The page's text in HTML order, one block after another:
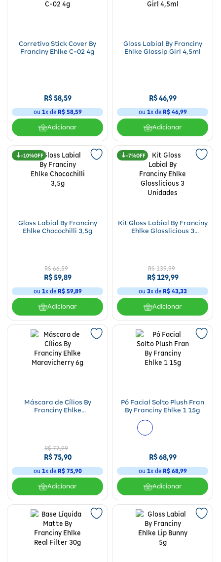
Corretivo Stick Cover By
Franciny Ehlke C-02 4g
R$58,59
ou 1x de R$ 58,59
Adicionar
Gloss Labial By Franciny
Ehlke Glossip Girl 4,5ml
R$46,99
ou 1x de R$ 46,99
Adicionar
10%
Gloss Labial By Franciny
Ehlke Chocochilli 3,5g
R$ 66,59
R$59,89
ou 1x de R$ 59,89
Adicionar
7%
Kit Gloss Labial By Franciny
Ehlke Glosslicious 3
R$ 139,99
R$129,99
ou 3x de R$ 43,33
Adicionar
Máscara de Cílios By
Franciny Ehlke
R$ 77,99
R$75,90
ou 1x de R$ 75,90
Adicionar
Pó Facial Solto Plush Fran
By Franciny Ehlke 1 15g
R$68,99
ou 1x de R$ 68,99
Adicionar
Fitoterápicos e Homeopáticos